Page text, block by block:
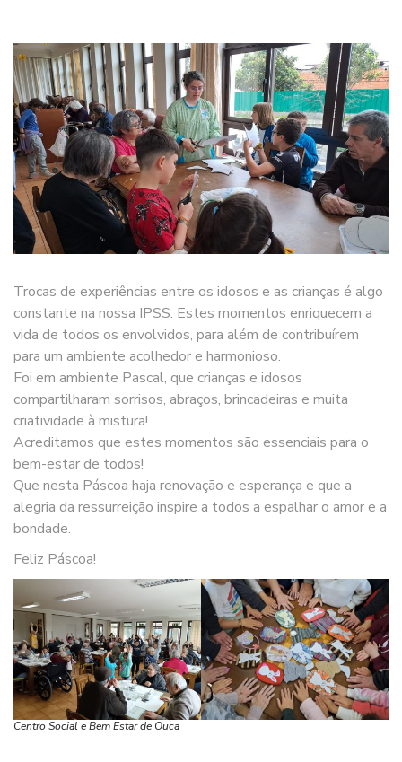
Trocas de experiências entre os idosos e as crianças é algo
constante na nossa IPSS. Estes momentos enriquecem a
vida de todos os envolvidos, para além de contribuírem
para um ambiente acolhedor e harmonioso.
Foi em ambiente Pascal, que crianças e idosos
compartilharam sorrisos, abraços, brincadeiras e muita
criatividade à mistura!
Acreditamos que estes momentos são essenciais para o
bem-estar de todos!
Que nesta Páscoa haja renovação e esperança e que a
alegria da ressurreição inspire a todos a espalhar o amor e a
bondade.
Feliz Páscoa!
Centro Social e Bem Estar de Ouca